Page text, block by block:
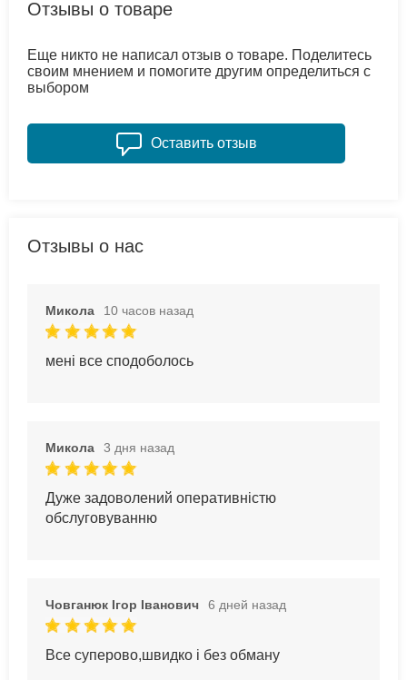
Отзывы о товаре
Еще никто не написал отзыв о товаре. Поделитесь
своим мнением и помогите другим определиться с
выбором
Оставить отзыв
Отзывы о нас
Микола 10 часов назад
мені все сподоболось
Микола 3 дня назад
Дуже задоволений оперативністю
обслуговуванню
Човганюк Ігор Іванович 6 дней назад
Все суперово,швидко і без обману